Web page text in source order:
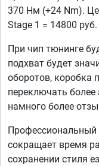
370 Нм (+24 Nm).
Stage 1 = 14800 руб.
При чип тюнинге
подхват будет
оборотов, коробка
переключать более
намного более
Профессиональный
сокращает время
сохранении стиля